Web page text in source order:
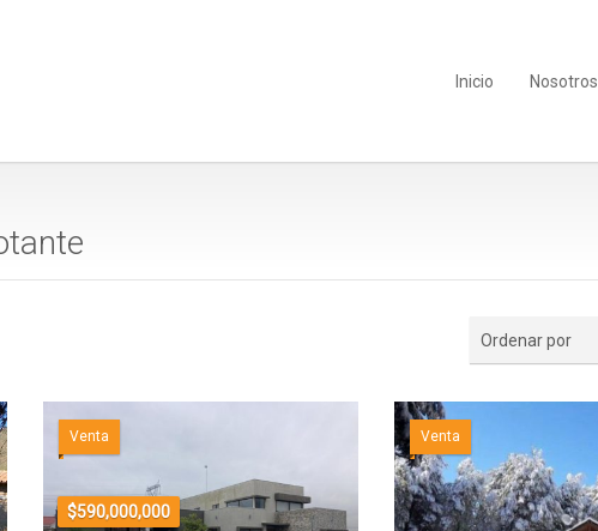
Inicio Nosotros
Ordenar por
Venta
$590,000,000
Venta